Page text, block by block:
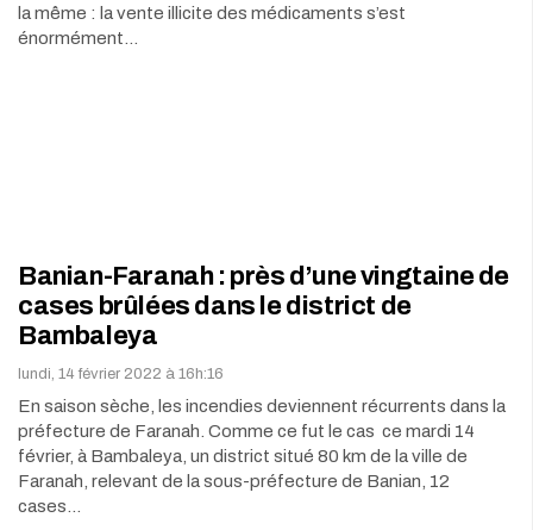
la même : la vente illicite des médicaments s’est
énormément…
Banian-Faranah : près d’une vingtaine de
cases brûlées dans le district de
Bambaleya
lundi, 14 février 2022 à 16h:16
En saison sèche, les incendies deviennent récurrents dans la
préfecture de Faranah. Comme ce fut le cas ce mardi 14
février, à Bambaleya, un district situé 80 km de la ville de
Faranah, relevant de la sous-préfecture de Banian, 12
cases…